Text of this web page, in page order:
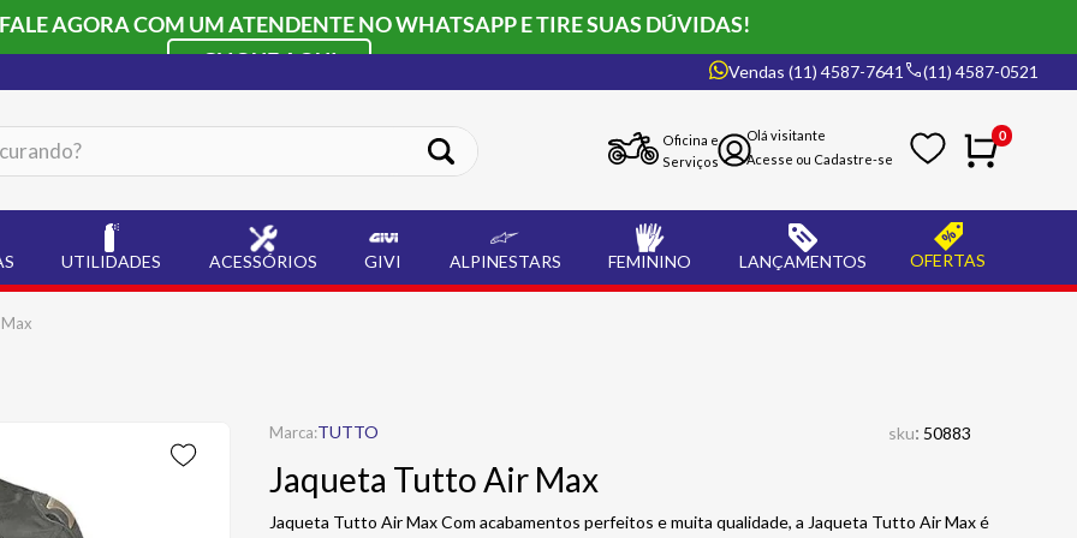
AGORA COM UM ATENDENTE NO WHATSAPP E TIRE SUAS DÚVIDAS!
CLIQUE AQUI
Vendas (11) 4587-7641 (11) 4587-0521
Oficina e
Serviços
0
UTILIDADES ACESSÓRIOS GIVI ALPINESTARS FEMININO LANÇAMENTOS OFERTAS
TUTTO sku: 50883
Jaqueta Tutto Air Max
Jaqueta Tutto Air Max Com acabamentos perfeitos e muita qualidade, a Jaqueta Tutto Air Max é